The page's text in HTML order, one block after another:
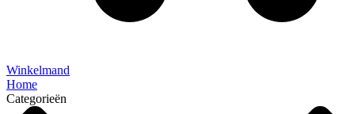
Winkelmand
Home
Categorieën